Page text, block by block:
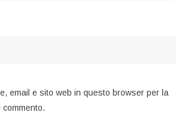
email e sito web in questo browser per la